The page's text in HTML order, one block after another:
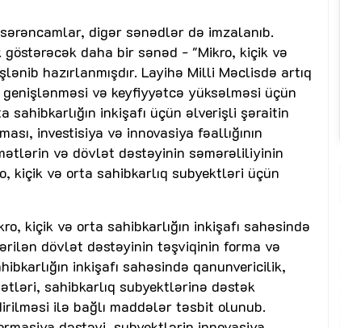
digər sənədlər də imzalanıb.
daha bir sənəd - "Mikro, kiçik və
hazırlanmışdır. Layihə Milli Məclisdə artıq
və keyfiyyətcə yüksəlməsi üçün
sahibkarlığın inkişafı üçün əlverişli şəraitin
investisiya və innovasiya fəallığının
və dövlət dəstəyinin səmərəliliyinin
kiçik və orta sahibkarlıq subyektləri üçün
kiçik və orta sahibkarlığın inkişafı sahəsində
dövlət dəstəyinin təşviqinin forma və
inkişafı sahəsində qanunvericilik,
sahibkarlıq subyektlərinə dəstək
ilə bağlı maddələr təsbit olunub.